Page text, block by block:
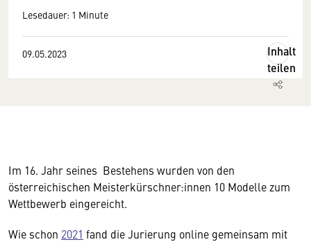
Lesedauer: 1 Minute
09.05.2023
Inhalt
teilen
Im 16. Jahr seines Bestehens wurden von den
österreichischen Meisterkürschner:innen 10 Modelle zum
Wettbewerb eingereicht.
Wie schon 2021 fand die Jurierung online gemeinsam mit